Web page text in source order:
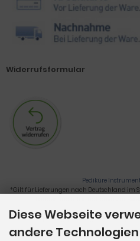
Widerrufsformular
Pediküre
*Gilt für Lieferungen nach Deutschland im
Nagelzange, Podologie, Pediküre,
Diese Webseite
andere Technologien